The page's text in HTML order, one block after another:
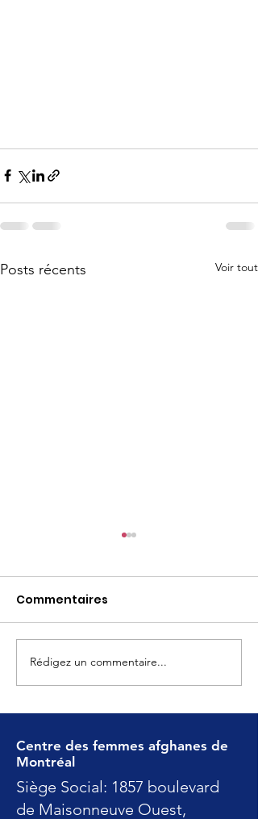
Posts récents Voir tout
CFAM 2026 AGA
Commentaires
Rédigez un commentaire...
Centre des femmes afghanes de
Montréal
Siège Social: 1857 boulevard
de Maisonneuve Ouest,